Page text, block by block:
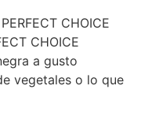
CHOICE
CHOICE
a gusto
vegetales o lo que